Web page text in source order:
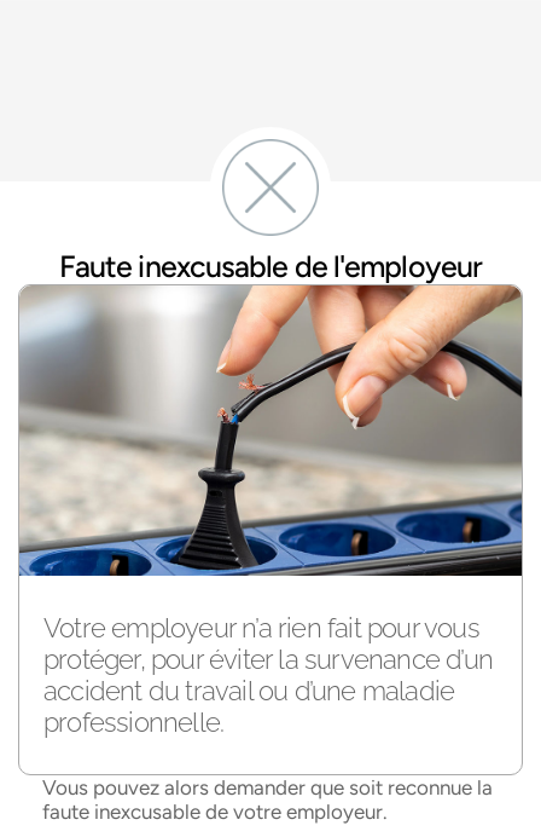
Faute inexcusable de l'employeur
Votre employeur n’a rien fait pour vous
protéger, pour éviter la survenance d’un
accident du travail ou d’une maladie
professionnelle.
Vous pouvez alors demander que soit reconnue la
faute inexcusable de votre employeur.